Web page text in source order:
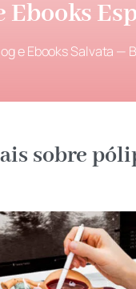
Ebooks
e Ebooks Salvata —
sobre